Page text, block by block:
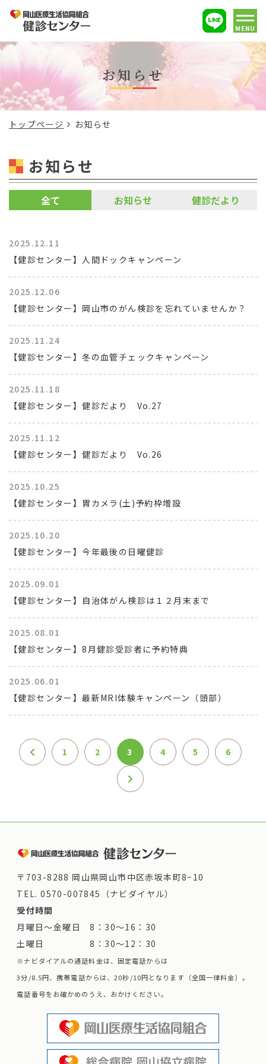
MENU
お知らせ
トップページ お知らせ
お知らせ
全て お知らせ 健診だより
2025.12.11
【健診センター】人間ドックキャンペーン
2025.12.06
【健診センター】岡山市のがん検診を忘れていませんか？
2025.11.24
【健診センター】冬の血管チェックキャンペーン
2025.11.18
【健診センター】健診だより Vo.27
2025.11.12
【健診センター】健診だより Vo.26
2025.10.25
【健診センター】胃カメラ(土)予約枠増設
2025.10.20
【健診センター】今年最後の日曜健診
2025.09.01
【健診センター】自治体がん検診は１２月末まで
2025.08.01
【健診センター】8月健診受診者に予約特典
2025.06.01
【健診センター】最新MRI体験キャンペーン（頭部）
1 2 3 4 5 6
〒703-8288 岡山県岡山市中区赤坂本町8−10
TEL.0570-007845（ナビダイヤル）
受付時間
月曜日～金曜日 8：30～16：30
土曜日 8：30～12：30
※ナビダイアルの通話料金は、固定電話からは
3分/8.5円、携帯電話からは、20秒/10円となります（全国一律料金）。
電話番号をお確かめのうえ、おかけください。